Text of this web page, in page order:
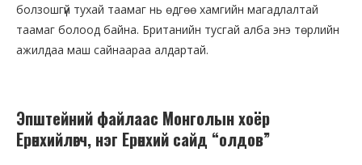
болзошгүй тухай таамаг нь өдгөө хамгийн магадлалтай
таамаг болоод байна. Британийн тусгай алба энэ төрлийн
ажилдаа маш сайнаараа алдартай.
Эпштейний файлаас Монголын хоёр
Ерөнхийлөгч, нэг Ерөнхий сайд “олдов”